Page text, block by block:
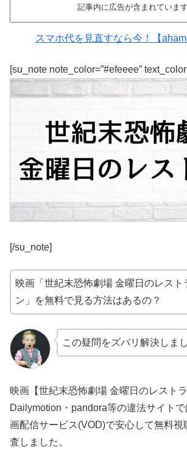
記事内に広告が含まれています
スマホ代を見直すなら今！【
[su_note note_color=”#efeeee”
[/su_note]
映画「世紀末恐怖劇場 金曜日のレスト
ン」を無料で見る方法はあるの？
この疑問をズバリ解決しま
映画【世紀末恐怖劇場 金曜日のレスト
Dailymotion・pandora等の違法サイト
画配信サービス(VOD)で安心して無料視
査しました。